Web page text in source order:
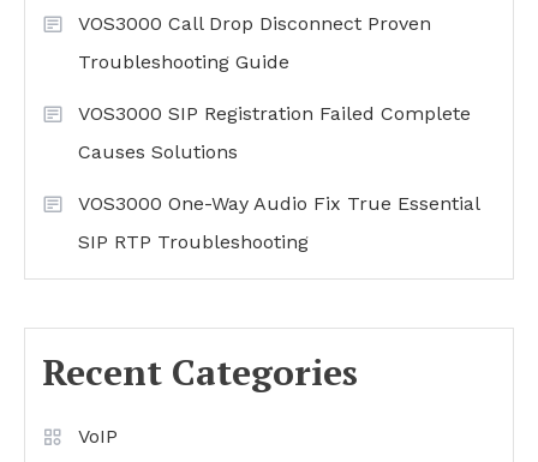
VOS3000 Call Drop Disconnect Proven
Troubleshooting Guide
VOS3000 SIP Registration Failed Complete
Causes Solutions
VOS3000 One-Way Audio Fix True Essential
SIP RTP Troubleshooting
Recent Categories
VoIP